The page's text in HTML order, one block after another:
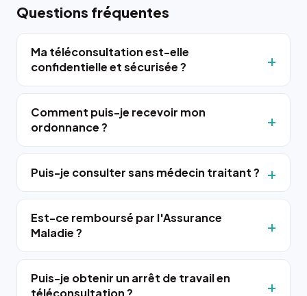
Questions fréquentes
Ma téléconsultation est-elle
confidentielle et sécurisée ?
Comment puis-je recevoir mon
ordonnance ?
Puis-je consulter sans médecin traitant ?
Est-ce remboursé par l'Assurance
Maladie ?
Puis-je obtenir un arrêt de travail en
téléconsultation ?